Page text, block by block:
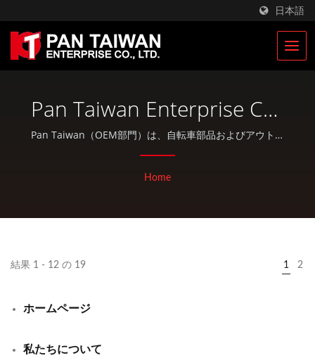
日本語
Pan Taiwan Enterprise Co.,
Ltd.
Pan Taiwan（OEM部門）は、自転車部品およびアウトド
ア製品のOEM / ODMサービスとトータルソリューション
ます。
Home
結果 1 - 12 の 19 1 2
ホームページ
私たちについて